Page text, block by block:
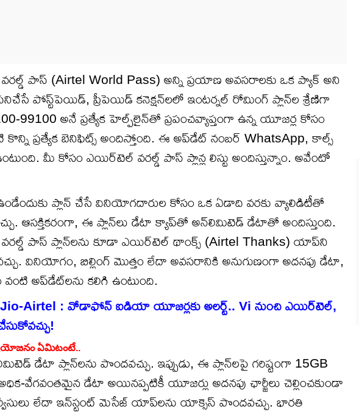
పాస్ (Airtel World Pass) అన్ని ప్రయాణ అవసరాలకు ఒక ప్యాక్ అని
పోస్ట్‌పెయిడ్, ప్రీపెయిడ్ కనెక్షన్‌లలో ఇంటర్నల్ రోమింగ్ ప్లాన్‌ల శ్రేణిగా
99100 అనే ప్రత్యేక హెల్ప్‌లైన్‌తో ప్రపంచవ్యాప్తంగా ఉన్న యూజర్ల కోసం
కొన్ని ప్రత్యేక బెనిఫిట్స్ అందిస్తోంది. ఈ అప్‌డేట్ నంబర్ WhatsApp, కాల్స్
మీ కోసం ఎయిర్‌టెల్ వరల్డ్ పాస్ ప్లాన్ల లిస్టు అందిస్తున్నాం. అవేంటో
ప్లాన్ చేసే వినియోగదారుల కోసం ఒక ఏడాది వరకు వ్యాలిడిటీతో
ఆసక్తికరంగా, ఈ ప్లాన్‌లు డేటా క్యాప్‌తో అన్‌లిమిటెడ్ డేటాతో అందిస్తుంది.
పాస్ ప్లాన్‌లను కూడా ఎయిర్‌టెల్ థాంక్స్ (Airtel Thanks) యాప్‌ని
వినియోగం, బిల్లింగ్ మొత్తం లేదా అవసరానికి అనుగుణంగా అదనపు డేటా,
అప్‌డేట్‌లను కలిగి ఉంటుంది.
Airtel : వోడాఫోన్ ఐడియా యూజర్లకు అలర్ట్.. Vi నుంచి ఎయిర్‌టెల్,
ఏమిటంటే..
డేటా ప్లాన్‌లను పొందవచ్చు. ఇప్పుడు, ఈ ప్లాన్‌లపై గరిష్టంగా 15GB
వేగవంతమైన డేటా అయినప్పటికీ యూజర్లు అదనపు ఛార్జీలు చెల్లించకుండా
లేదా ఇన్‌స్టంట్ మెసేజ్ యాప్‌లను యాక్సెస్ పొందవచ్చు. భారతి